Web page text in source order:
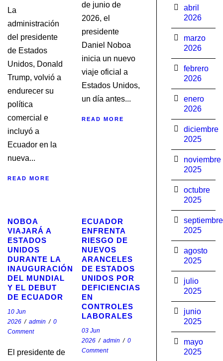
La
administración
del presidente
de Estados
Unidos, Donald
Trump, volvió a
endurecer su
política
comercial e
incluyó a
Ecuador en la
nueva...
READ MORE
de junio de
2026, el
presidente
Daniel Noboa
inicia un nuevo
viaje oficial a
Estados Unidos,
un día antes...
READ MORE
NOBOA
VIAJARÁ A
ESTADOS
UNIDOS
DURANTE LA
INAUGURACIÓN
DEL MUNDIAL
Y EL DEBUT
DE ECUADOR
10 Jun
2026 / admin / 0
Comment
El presidente de
ECUADOR
ENFRENTA
RIESGO DE
NUEVOS
ARANCELES
DE ESTADOS
UNIDOS POR
DEFICIENCIAS
EN
CONTROLES
LABORALES
03 Jun
2026 / admin / 0
Comment
abril
2026
marzo
2026
febrero
2026
enero
2026
diciembre
2025
noviembre
2025
octubre
2025
septiembre
2025
agosto
2025
julio
2025
junio
2025
mayo
2025